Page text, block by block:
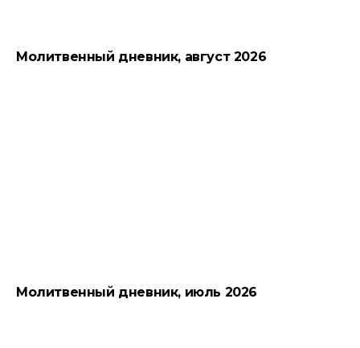
Молитвенный дневник, август 2026
Молитвенный дневник, июль 2026